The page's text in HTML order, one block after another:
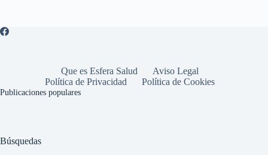
Que es Esfera Salud
Aviso Legal
Política de Privacidad
Política de Cookies
Publicaciones populares
Búsquedas